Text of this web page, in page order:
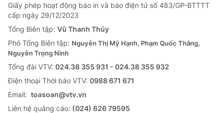
Giấy phép hoạt động báo in và báo điện tử số 483/GP-BTTTT
cấp ngày 29/12/2023
Tổng Biên tập: Vũ Thanh Thủy
Phó Tổng Biên tập: Nguyễn Thị Mỹ Hạnh, Phạm Quốc Thắng,
Nguyễn Trọng Ninh
Tổng đài VTV: 024.38 355 931 - 024.38 355 932
Ðiện thoại Thời báo VTV: 0988 671 671
Email: toasoan@vtv.vn
Liên hệ quảng cáo: (024) 626 79595